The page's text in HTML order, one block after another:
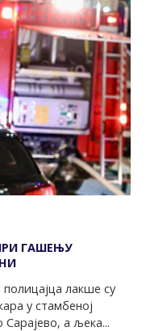
ГАШЕЊУ
лакше су
у стамбеној
Сарајево, а љека...